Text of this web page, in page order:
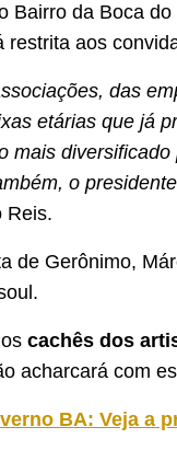
Bairro da Boca
restrita aos
das
etárias que já
mais
o
Reis.
de Gerônimo,
cachês dos
acharcará com
BA: Veja a